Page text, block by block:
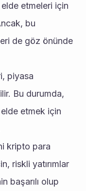
elde etmeleri için
bu
de göz önünde
Bu durumda,
etmek için
riskli yatırımlar
başarılı olup